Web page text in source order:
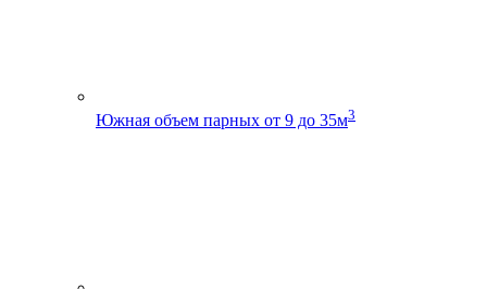
Южная объем парных от 9 до 35м3